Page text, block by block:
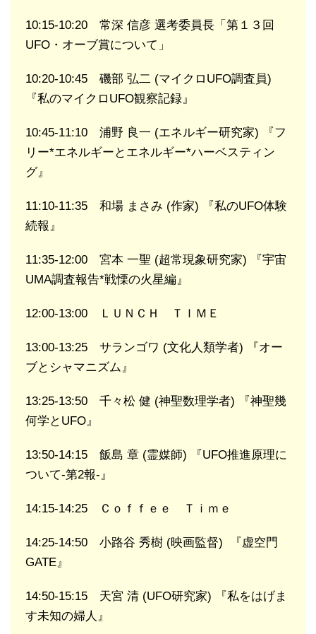
10:15-10:20 常深 信彦 選考委員長「第１３回
UFO・オーブ賞について」
10:20-10:45 磯部 弘二 (マイクロUFO調査員)
『私のマイクロUFO観察記録』
10:45-11:10 浦野 良一 (エネルギー研究家) 『フ
リー*エネルギーとエネルギー*ハーベスティン
グ』
11:10-11:35 和場 まさみ (作家) 『私のUFO体験
続報』
11:35-12:00 宮本 一聖 (超常現象研究家) 『宇宙
UMA調査報告*戦慄の火星編』
12:00-13:00 ＬＵＮＣＨ ＴＩＭＥ
13:00-13:25 サランゴワ (文化人類学者) 『オー
ブとシャマニズム』
13:25-13:50 千々松 健 (神聖数理学者) 『神聖幾
何学とUFO』
13:50-14:15 飯島 章 (霊媒師) 『UFO推進原理に
ついて-第2報-』
14:15-14:25 Ｃｏｆｆｅｅ Ｔｉｍｅ
14:25-14:50 小路谷 秀樹 (映画監督) 『虚空門
GATE』
14:50-15:15 天宮 清 (UFO研究家) 『私をはげま
す未知の婦人』